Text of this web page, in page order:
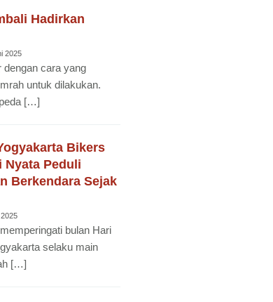
Hadirkan
2025
dengan cara yang
untuk dilakukan.
[…]
Bikers
Nyata Peduli
Berkendara Sejak
bulan Hari
selaku main
[…]